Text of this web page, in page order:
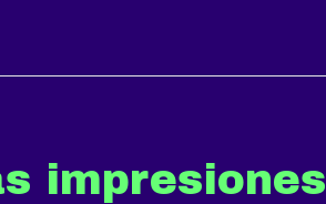
impresiones